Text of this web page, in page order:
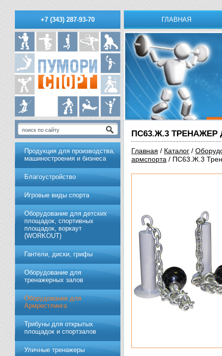
+7 (343) 287-93-70 ГЛАВНАЯ
ПС63.Ж.3 ТРЕНАЖЕР
Главная / Каталог /
армспорта / ПС63.Ж.3
Продукция для производства,
машиностроения и бизнеса
Благоустройство
Игровые виды спорта
Оборудование для детских
площадок, спортивных
площадок, воркаут
(WORKOUT)
Гантели, диски, грифы
Обoрудoвание для
трeнажерных залoв
Оборудование для
Армрестлинга
Трибуны для открытых
площадок и спортзалов
Уличные тренажеры